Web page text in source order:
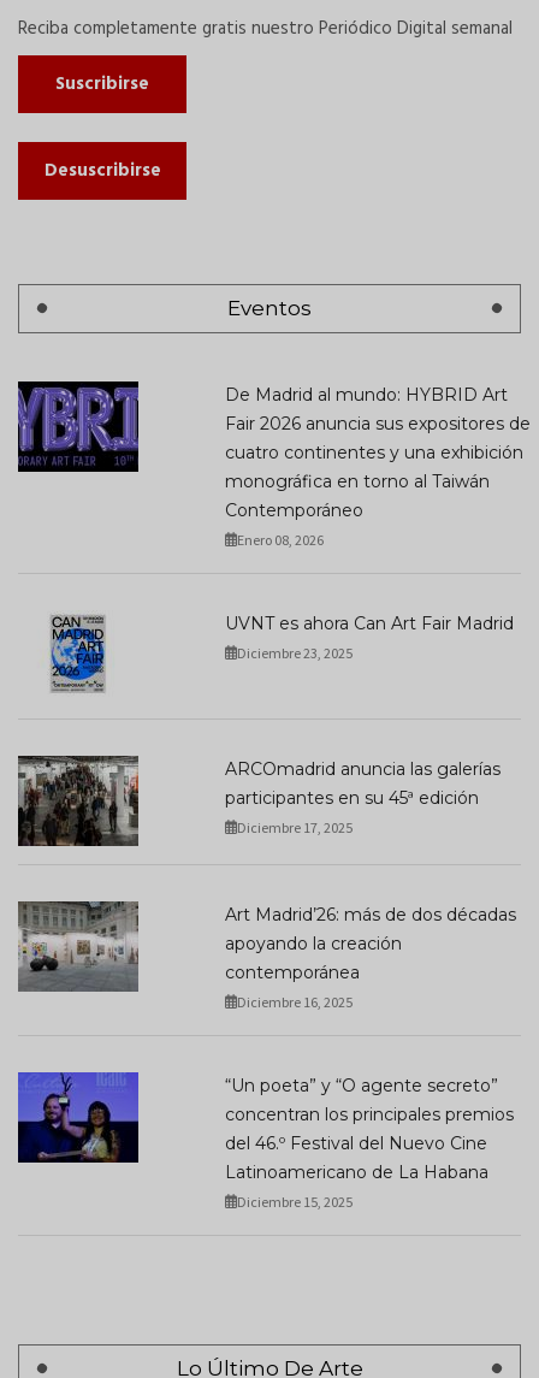
Reciba completamente gratis nuestro Periódico Digital semanal
Suscribirse
Desuscribirse
Eventos
De Madrid al mundo: HYBRID Art
Fair 2026 anuncia sus expositores de
cuatro continentes y una exhibición
monográfica en torno al Taiwán
Contemporáneo
Enero 08, 2026
UVNT es ahora Can Art Fair Madrid
Diciembre 23, 2025
ARCOmadrid anuncia las galerías
participantes en su 45ª edición
Diciembre 17, 2025
Art Madrid’26: más de dos décadas
apoyando la creación
contemporánea
Diciembre 16, 2025
“Un poeta” y “O agente secreto”
concentran los principales premios
del 46.º Festival del Nuevo Cine
Latinoamericano de La Habana
Diciembre 15, 2025
Lo Último De Arte